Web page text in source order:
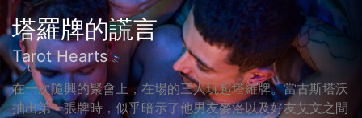
塔羅牌的謊言
Tarot Hearts
在一次隨興的聚會上，在場的三人玩起塔羅牌。當古斯塔沃
抽出第一張牌時，似乎暗示了他男友麥洛以及好友艾文之間